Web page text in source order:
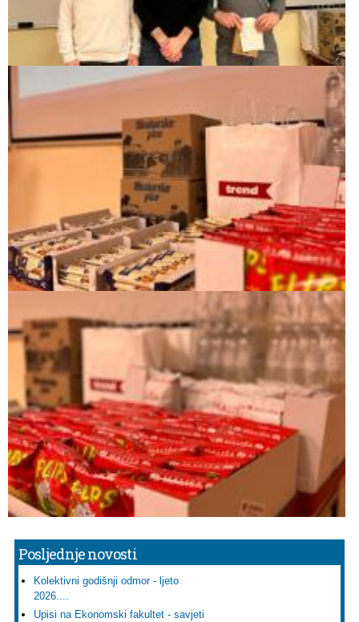
Posljednje novosti
Kolektivni godišnji odmor - ljeto
2026....
Upisi na Ekonomski fakultet - savjeti